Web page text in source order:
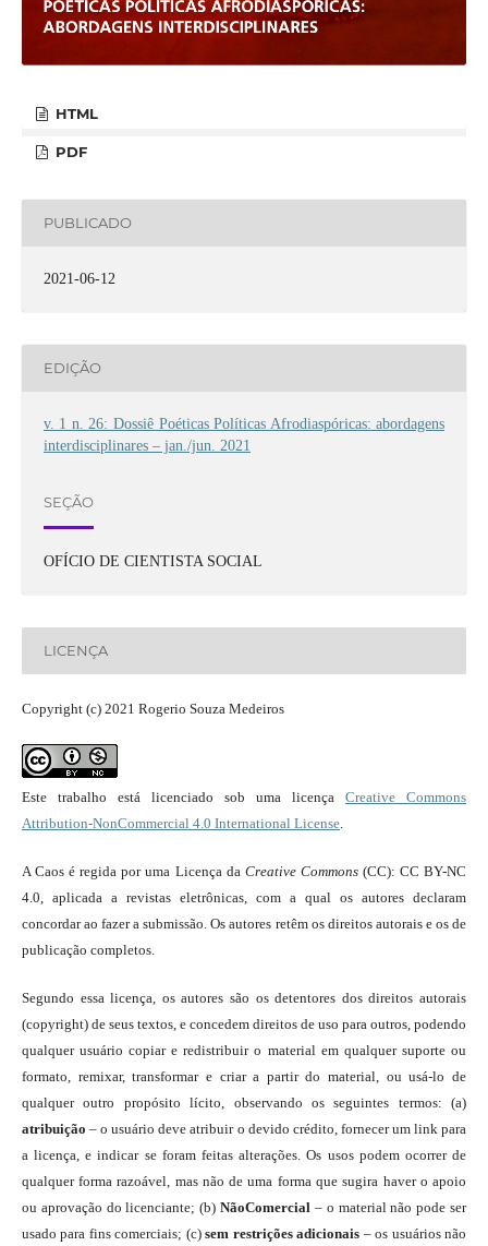
HTML
PDF
PUBLICADO
2021-06-12
EDIÇÃO
v. 1 n. 26: Dossiê Poéticas Políticas Afrodiaspóricas: abordagens
interdisciplinares – jan./jun. 2021
SEÇÃO
OFÍCIO DE CIENTISTA SOCIAL
LICENÇA
Copyright (c) 2021 Rogerio Souza Medeiros
Este trabalho está licenciado sob uma licençaCreative Commons
Attribution-NonCommercial 4.0 International License.
A Caos é regida por uma Licença da Creative Commons(CC): CC BY-NC
4.0, aplicada a revistas eletrônicas, com a qual os autores declaram
concordar ao fazer a submissão. Os autores retêm os direitos autorais e os de
publicação completos.
Segundo essa licença, os autores são os detentores dos direitos autorais
(copyright) de seus textos, e concedem direitos de uso para outros, podendo
qualquer usuário copiar e redistribuir o material em qualquer suporte ou
formato, remixar, transformar e criar a partir do material, ou usá-lo de
qualquer outro propósito lícito, observando os seguintes termos: (a)
atribuição – o usuário deve atribuir o devido crédito, fornecer um link para
a licença, e indicar se foram feitas alterações. Os usos podem ocorrer de
qualquer forma razoável, mas não de uma forma que sugira haver o apoio
ou aprovação do licenciante; (b)NãoComercial – o material não pode ser
usado para fins comerciais; (c)sem restrições adicionais – os usuários não